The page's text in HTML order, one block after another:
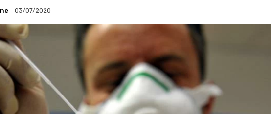
03/07/2020